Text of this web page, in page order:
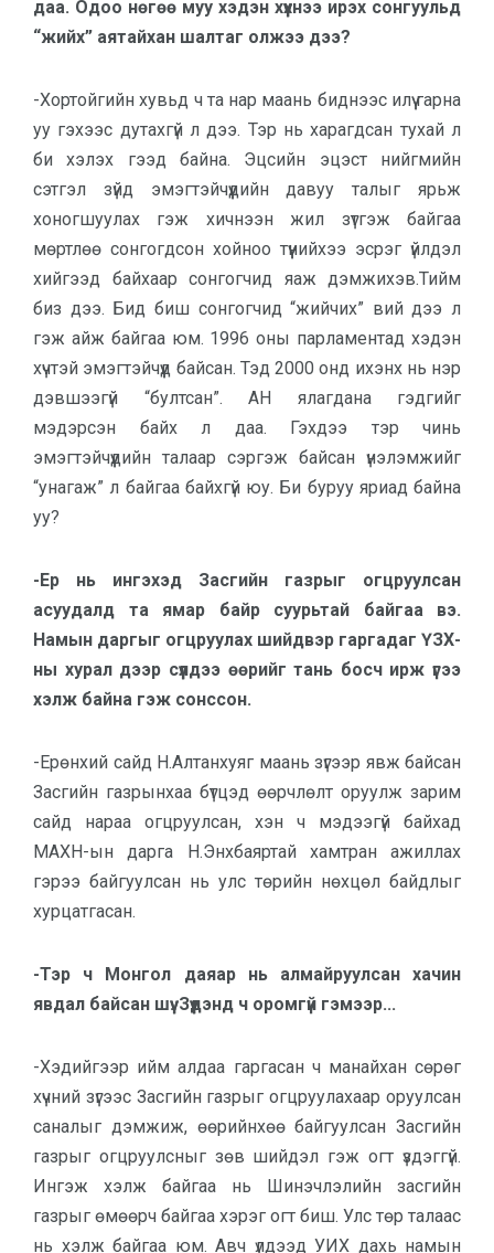
даа. Одоо нөгөө муу хэдэн хүүхнээ ирэх сонгуульд
“жийх” аятайхан шалтаг олжээ дээ?
-Хортойгийн хувьд ч та нар маань биднээс илүү гарна
уу гэхээс дутахгүй л дээ. Тэр нь харагдсан тухай л
би хэлэх гээд байна. Эцсийн эцэст нийгмийн
сэтгэл зүйд эмэгтэйчүүдийн давуу талыг ярьж
хоногшуулах гэж хичнээн жил зүтгэж байгаа
мөртлөө сонгогдсон хойноо түүнийхээ эсрэг үйлдэл
хийгээд байхаар сонгогчид яаж дэмжихэв.Тийм
биз дээ. Бид биш сонгогчид “жийчих” вий дээ л
гэж айж байгаа юм. 1996 оны парламентад хэдэн
хүчтэй эмэгтэйчүүд байсан. Тэд 2000 онд ихэнх нь нэр
дэвшээгүй “бултсан”. АН ялагдана гэдгийг
мэдэрсэн байх л даа. Гэхдээ тэр чинь
эмэгтэйчүүдийн талаар сэргэж байсан үнэлэмжийг
“унагаж” л байгаа байхгүй юу. Би буруу яриад байна
уу?
-Ер нь ингэхэд Засгийн газрыг огцруулсан
асуудалд та ямар байр суурьтай байгаа вэ.
Намын даргыг огцруулах шийдвэр гаргадаг ҮЗХ-
ны хурал дээр сүүлдээ өөрийг тань босч ирж үгээ
хэлж байна гэж сонссон.
-Ерөнхий сайд Н.Алтанхуяг маань зүгээр явж байсан
Засгийн газрынхаа бүтцэд өөрчлөлт оруулж зарим
сайд нараа огцруулсан, хэн ч мэдээгүй байхад
МАХН-ын дарга Н.Энхбаяртай хамтран ажиллах
гэрээ байгуулсан нь улс төрийн нөхцөл байдлыг
хурцатгасан.
-Тэр ч Монгол даяар нь алмайруулсан хачин
явдал байсан шүү. Зүүдэнд ч оромгүй гэмээр...
-Хэдийгээр ийм алдаа гаргасан ч манайхан сөрөг
хүчний зүгээс Засгийн газрыг огцруулахаар оруулсан
саналыг дэмжиж, өөрийнхөө байгуулсан Засгийн
газрыг огцруулсныг зөв шийдэл гэж огт үздэггүй.
Ингэж хэлж байгаа нь Шинэчлэлийн засгийн
газрыг өмөөрч байгаа хэрэг огт биш. Улс төр талаас
нь хэлж байгаа юм. Авч үлдээд УИХ дахь намын